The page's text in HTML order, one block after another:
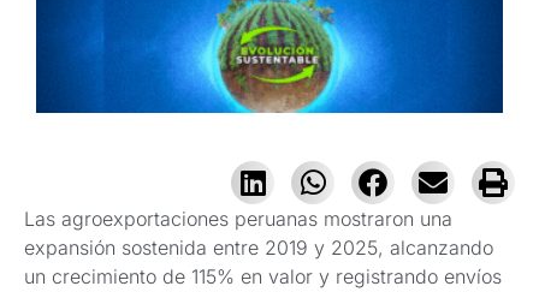
Las agroexportaciones peruanas mostraron una
expansión sostenida entre 2019 y 2025, alcanzando
un crecimiento de 115% en valor y registrando envíos